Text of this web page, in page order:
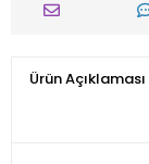
Ürün Açıklaması